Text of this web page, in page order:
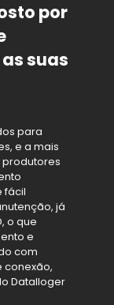
por
suas
para
e a mais
produtores
fácil
já
o que
e
com
conexão,
Datalloger